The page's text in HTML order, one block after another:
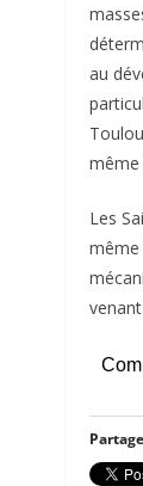
au
même
Les
même